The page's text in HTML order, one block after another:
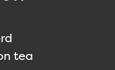
tea